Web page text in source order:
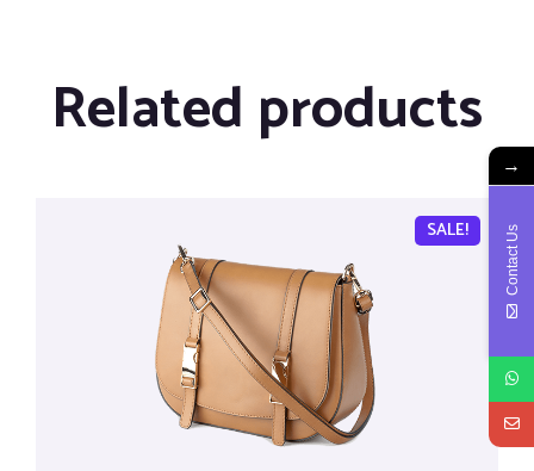
Related products
SALE!
→
Contact Us